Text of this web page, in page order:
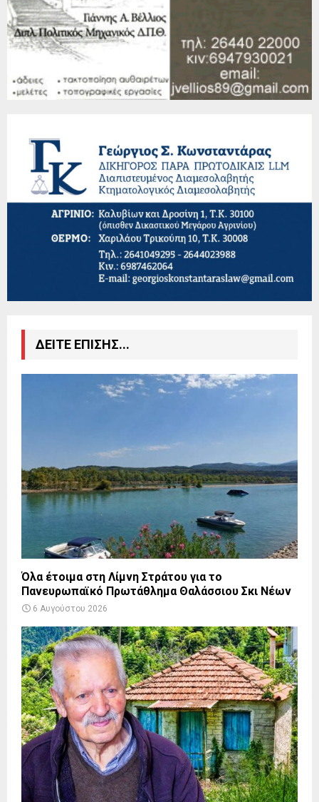
ΔΕΙΤΕ ΕΠΙΣΗΣ...
Όλα έτοιμα στη Λίμνη Στράτου για το
Πανευρωπαϊκό Πρωτάθλημα Θαλάσσιου Σκι Νέων
6 Αυγούστου 2026